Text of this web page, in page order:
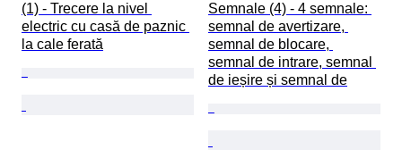
(1) - Trecere la nivel
electric cu casă de paznic
la cale ferată
Semnale (4) - 4 semnale:
semnal de avertizare,
semnal de blocare,
semnal de intrare, semnal
de ieșire și semnal de